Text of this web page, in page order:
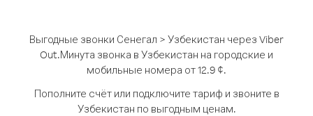
Выгодные звонки Сенегал > Узбекистан через Viber
Out.Минута звонка в Узбекистан на городские и
мобильные номера от 12.9 ¢.
Пополните счёт или подключите тариф и звоните в
Узбекистан по выгодным ценам.